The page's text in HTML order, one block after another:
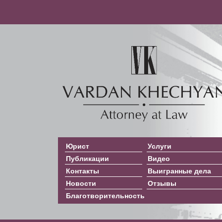
Юрист
Услуги
Публикации
Видео
Контакты
Выигранные дела
Новости
Отзывы
Благотворительность